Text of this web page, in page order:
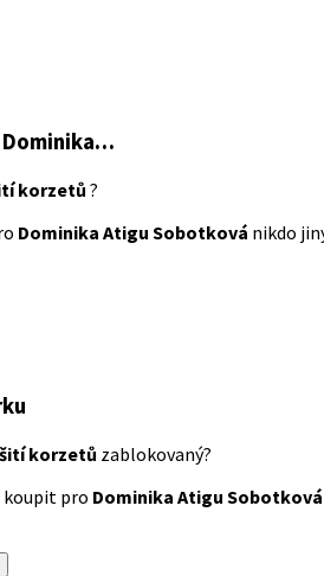
korzetů ?
Dominika Atigu Sobotková nikdo
korzetů zablokovaný?
koupit pro Dominika Atigu Sobotková